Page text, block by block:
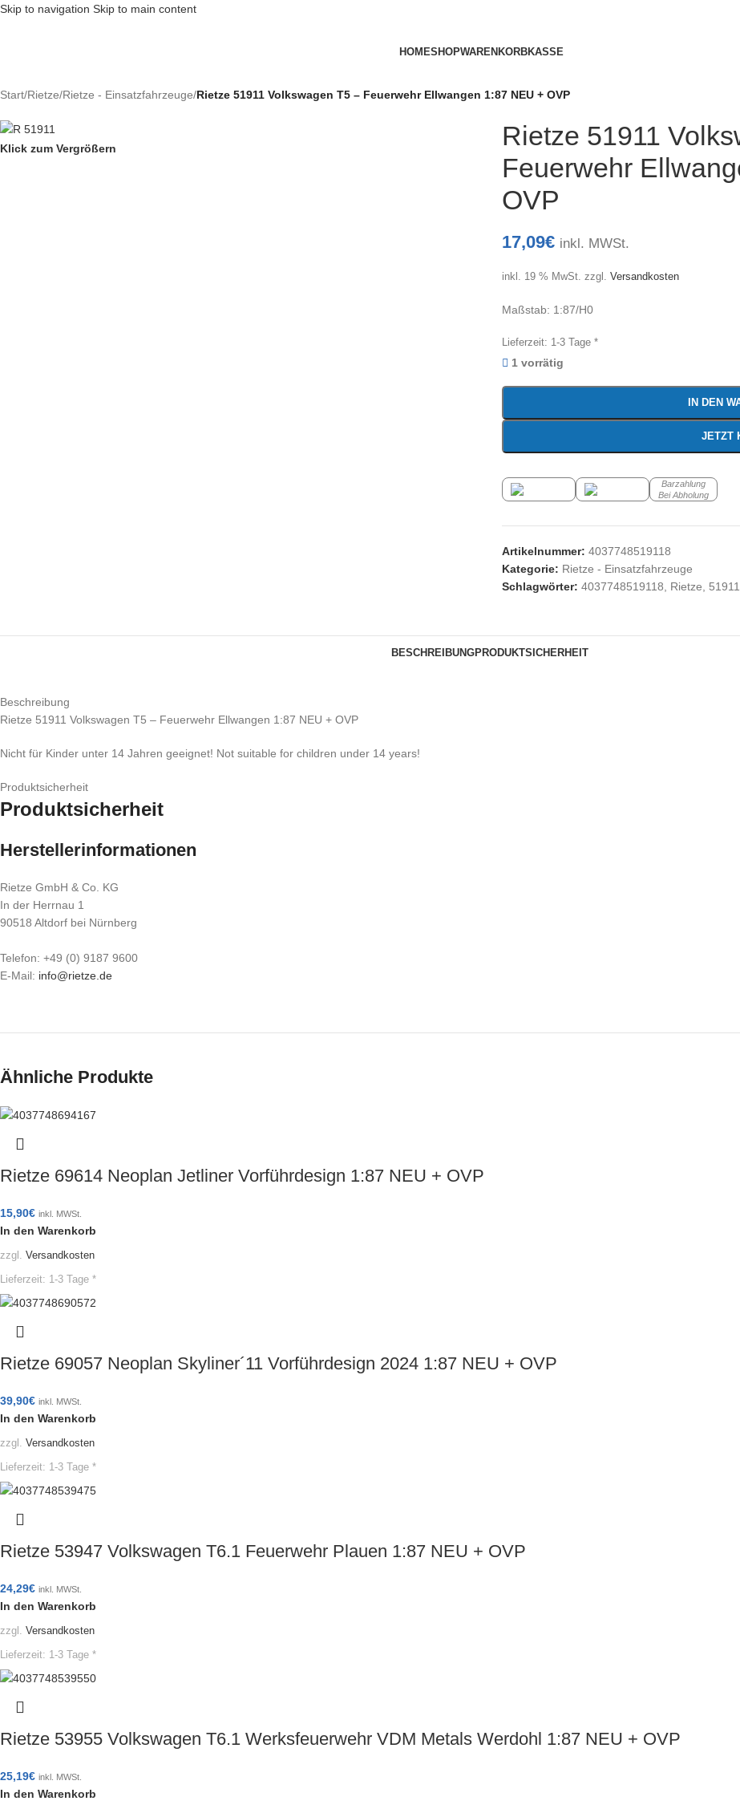
Skip to navigation Skip to main content
HOMESHOPWARENKORBKASSE
Start/Rietze/Rietze - Einsatzfahrzeuge/Rietze 51911 Volkswagen T5 – Feuerwehr Ellwangen 1:87 NEU + OVP
Klick zum Vergrößern
Rietze 51911
Feuerwehr
OVP
17,09€ inkl. MWSt.
inkl. 19 % MwSt. zzgl. Versandkosten
Maßstab: 1:87/H0
Lieferzeit: 1-3 Tage *
1 vorrätig
IN DEN
JETZT
Barzahlung
Bei Abholung
Artikelnummer: 4037748519118
Kategorie: Rietze - Einsatzfahrzeuge
Schlagwörter: 4037748519118 Rietze 51911
BESCHREIBUNGPRODUKTSICHERHEIT
Beschreibung
Rietze 51911 Volkswagen T5 – Feuerwehr Ellwangen 1:87 NEU + OVP
Nicht für Kinder unter 14 Jahren geeignet! Not suitable for children under 14 years!
Produktsicherheit
Produktsicherheit
Herstellerinformationen
Rietze GmbH & Co. KG
In der Herrnau 1
90518 Altdorf bei Nürnberg
Telefon: +49 (0) 9187 9600
E-Mail: info@rietze.de
Ähnliche Produkte
Rietze 69614 Neoplan Jetliner Vorführdesign 1:87 NEU + OVP
15,90€ inkl. MWSt.
In den Warenkorb
zzgl. Versandkosten
Lieferzeit: 1-3 Tage *
Rietze 69057 Neoplan Skyliner´11 Vorführdesign 2024 1:87 NEU + OVP
39,90€ inkl. MWSt.
In den Warenkorb
zzgl. Versandkosten
Lieferzeit: 1-3 Tage *
Rietze 53947 Volkswagen T6.1 Feuerwehr Plauen 1:87 NEU + OVP
24,29€ inkl. MWSt.
In den Warenkorb
zzgl. Versandkosten
Lieferzeit: 1-3 Tage *
Rietze 53955 Volkswagen T6.1 Werksfeuerwehr VDM Metals Werdohl 1:87 NEU + OVP
25,19€ inkl. MWSt.
In den Warenkorb